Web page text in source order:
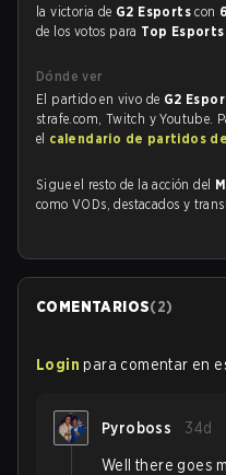
la victoria de G2 Esportscon
de los votos para Top Esports
Dónde ver
El partido en vivo de G2
strafe.com, Twitch y Youtube.
el calendario de partidos
Sigue el resto de la acción del
como VODs, destacados y
COMENTARIOS(2)
Login para comentar en
Pyroboss 34d
Well there goes